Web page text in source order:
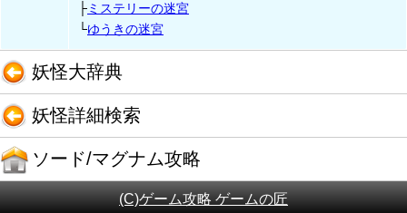
├ミステリーの迷宮
└ゆうきの迷宮
妖怪大辞典
妖怪詳細検索
ソード/マグナム攻略
(C)ゲーム攻略 ゲームの匠